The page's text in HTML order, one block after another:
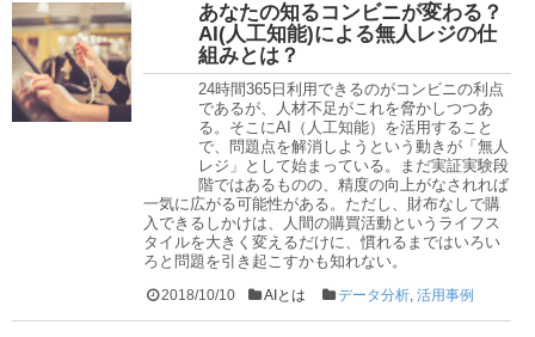
あなたの知るコンビニが変わる？
AI(人工知能)による無人レジの仕
組みとは？
24時間365日利用できるのがコンビニの利点
であるが、人材不足がこれを脅かしつつあ
る。そこにAI（人工知能）を活用すること
で、問題点を解消しようという動きが「無人
レジ」として始まっている。まだ実証実験段
階ではあるものの、精度の向上がなされれば
一気に広がる可能性がある。ただし、財布なしで購
入できるしかけは、人間の購買活動というライフス
タイルを大きく変えるだけに、慣れるまではいろい
ろと問題を引き起こすかも知れない。
2018/10/10 AIとは データ分析,活用事例